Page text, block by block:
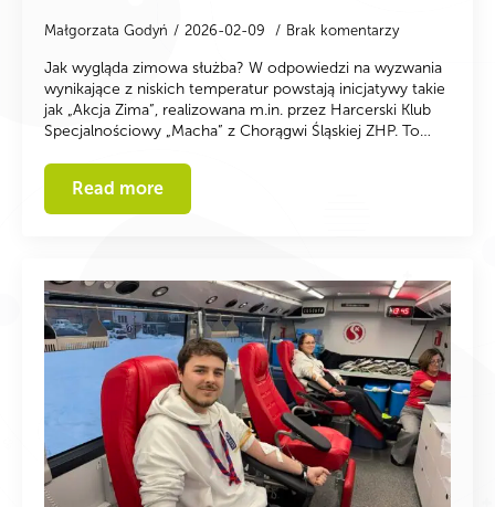
Małgorzata Godyń 2026-02-09 Brak komentarzy
Jak wygląda zimowa służba? W odpowiedzi na wyzwania
wynikające z niskich temperatur powstają inicjatywy takie
jak „Akcja Zima”, realizowana m.in. przez Harcerski Klub
Specjalnościowy „Macha” z Chorągwi Śląskiej ZHP. To…
Read more